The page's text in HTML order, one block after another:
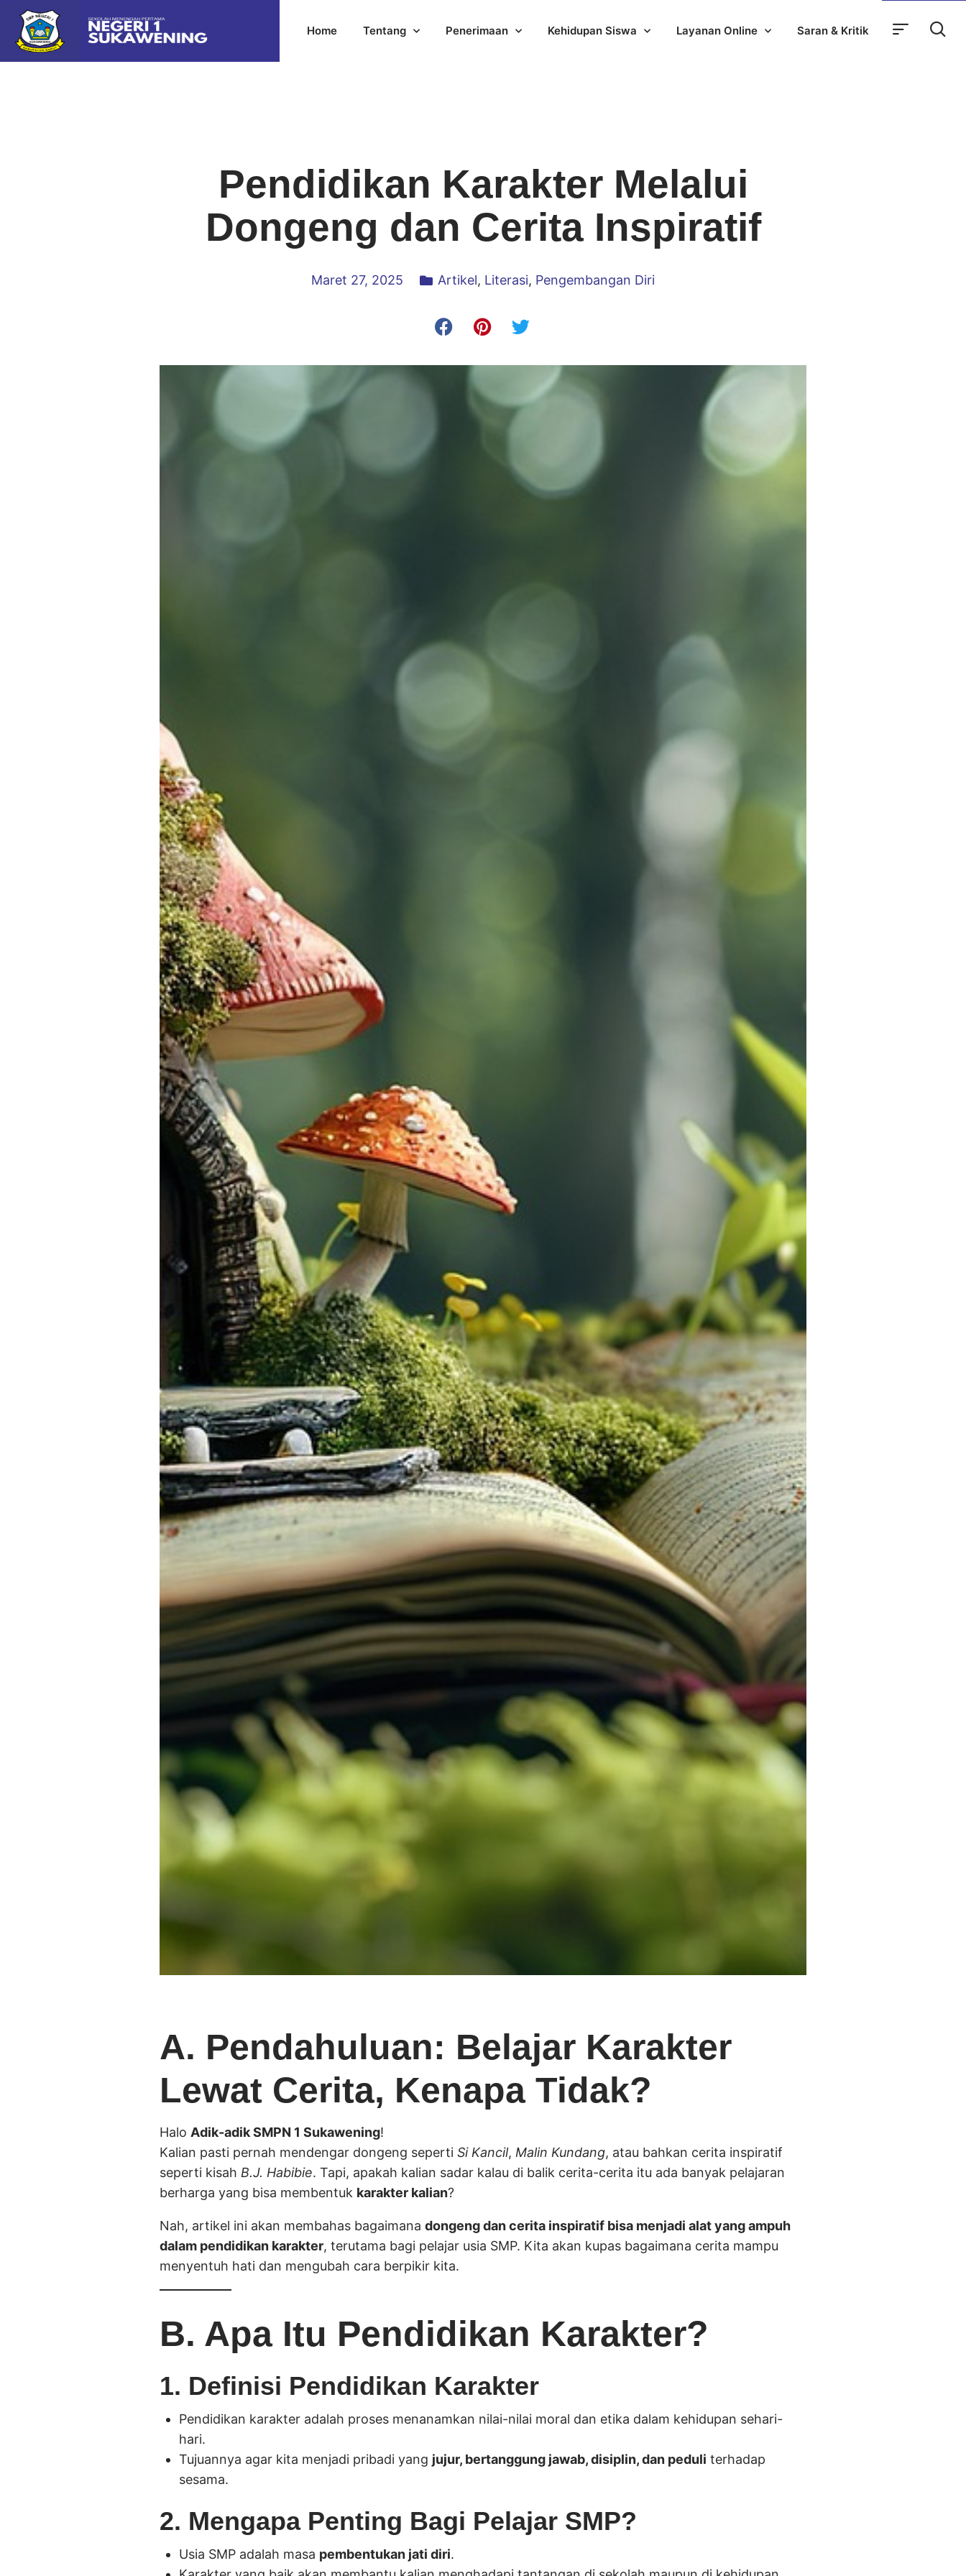
Home Tentang Penerimaan Kehidupan Siswa Layanan Online Saran & Kritik
Pendidikan Karakter Melalui
Dongeng dan Cerita Inspiratif
Maret 27, 2025 Artikel, Literasi, Pengembangan Diri
A. Pendahuluan: Belajar Karakter
Lewat Cerita, Kenapa Tidak?
Halo Adik-adik SMPN 1 Sukawening!
Kalian pasti pernah mendengar dongeng seperti Si Kancil, Malin Kundang, atau bahkan cerita inspiratif
seperti kisah B.J. Habibie. Tapi, apakah kalian sadar kalau di balik cerita-cerita itu ada banyak pelajaran
berharga yang bisa membentuk karakter kalian?
Nah, artikel ini akan membahas bagaimana dongeng dan cerita inspiratif bisa menjadi alat yang ampuh
dalam pendidikan karakter, terutama bagi pelajar usia SMP. Kita akan kupas bagaimana cerita mampu
menyentuh hati dan mengubah cara berpikir kita.
B. Apa Itu Pendidikan Karakter?
1. Definisi Pendidikan Karakter
Pendidikan karakter adalah proses menanamkan nilai-nilai moral dan etika dalam kehidupan sehari-
hari.
Tujuannya agar kita menjadi pribadi yang jujur, bertanggung jawab, disiplin, dan peduli terhadap
sesama.
2. Mengapa Penting Bagi Pelajar SMP?
Usia SMP adalah masa pembentukan jati diri.